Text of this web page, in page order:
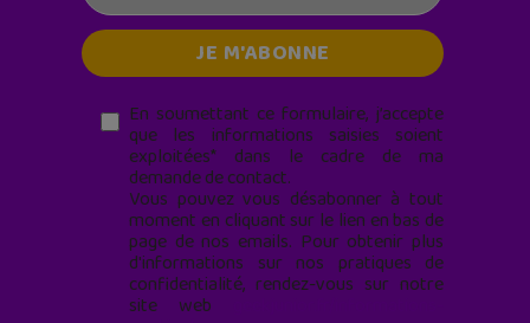
En soumettant ce formulaire, j’accepte
que les informations saisies soient
exploitées* dans le cadre de ma
demande de contact.
Vous pouvez vous désabonner à tout
moment en cliquant sur le lien en bas de
page de nos emails. Pour obtenir plus
d'informations sur nos pratiques de
confidentialité, rendez-vous sur notre
site web